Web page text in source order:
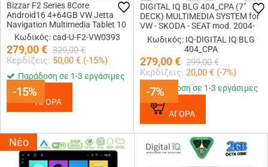
-15%
Bizzar F2 Series 8Core
Android16 4+64GB VW Jetta
Navigation Multimedia Tablet 10
Κωδικός: cad-U-F2-VW0393
279,00€ 329,00 €
Κερδίζεις: 50,00 € (-15%)
-15%
Παράδοση σε 1-3 εργάσιμες
ΑΓΟΡΑ
-7%
DIGITAL IQ BLG 404_CPA (7"
DECK) MULTIMEDIA SYSTEM for
VW - SKODA - SEAT mod. 2004-
2016
Κωδικός: IQ-DIGITAL IQ BLG
404_CPA
279,00€ 299,00 €
Κερδίζεις: 20,00 € (-7%)
-7%
Παράδοση σε 1-3 εργάσιμες
ΑΓΟΡΑ
Νέο